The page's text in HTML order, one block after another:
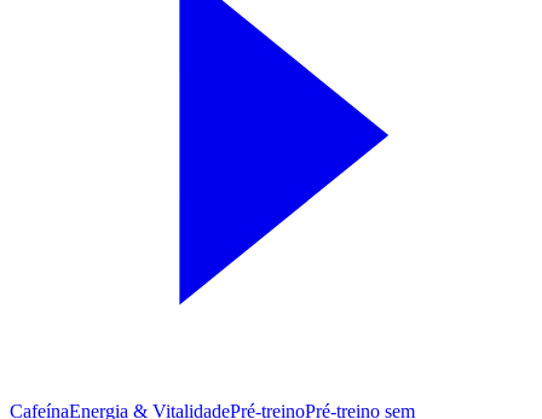
CafeínaEnergia & VitalidadePré-treinoPré‑treino sem